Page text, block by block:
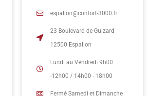
espalion@confort-3000.fr
23 Boulevard de Guizard
12500 Espalion
Lundi au Vendredi 9h00
-12h00 / 14h00 - 18h00
Fermé Samedi et Dimanche